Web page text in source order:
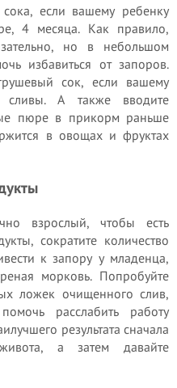
если вашему ребенку
4 месяца. Как правило,
но в небольшом
избавиться от запоров.
сок, если вашему
сливы. А также вводите
пюре в прикорм раньше
в овощах и фруктах
взрослый, чтобы есть
сократите количество
к запору у младенца,
морковь. Попробуйте
ложек очищенного слив,
расслабить работу
результата сначала
а затем давайте